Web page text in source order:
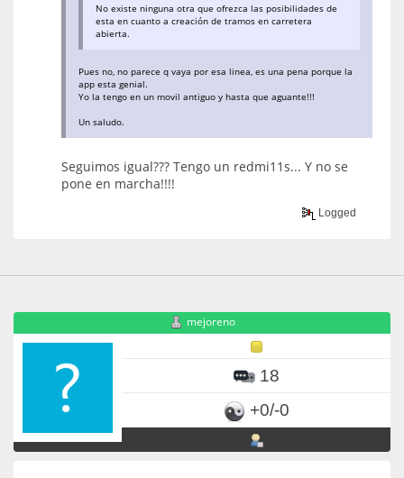
No existe ninguna otra que ofrezca las posibilidades de
esta en cuanto a creación de tramos en carretera
abierta.
Pues no, no parece q vaya por esa linea, es una pena porque la
app esta genial.
Yo la tengo en un movil antiguo y hasta que aguante!!!
Un saludo.
Seguimos igual??? Tengo un redmi11s... Y no se
pone en marcha!!!!
Logged
mejoreno
18
+0/-0